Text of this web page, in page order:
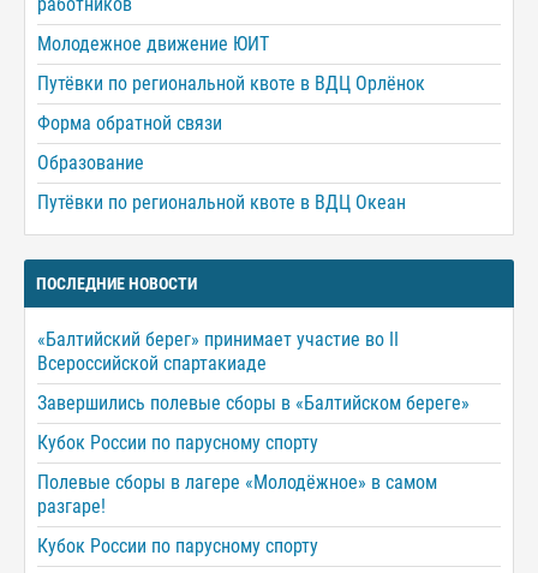
Молодежное движение ЮИТ
Путёвки по региональной квоте в ВДЦ Орлёнок
Форма обратной связи
Образование
Путёвки по региональной квоте в ВДЦ Океан
ПОСЛЕДНИЕ НОВОСТИ
«Балтийский берег» принимает участие во II
Всероссийской спартакиаде
Завершились полевые сборы в «Балтийском береге»
Кубок России по парусному спорту
Полевые сборы в лагере «Молодёжное» в самом
разгаре!
Кубок России по парусному спорту